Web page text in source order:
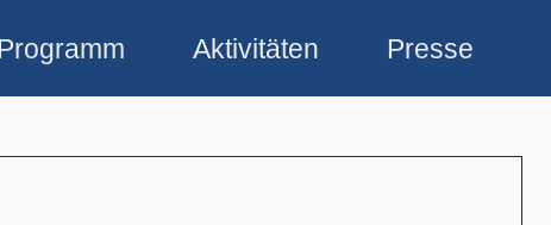
Programm Aktivitäten Presse